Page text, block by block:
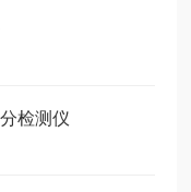
检测仪